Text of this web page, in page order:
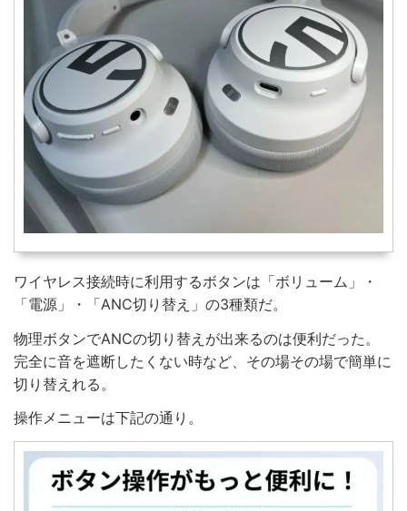
ワイヤレス接続時に利用するボタンは「ボリューム」・
「電源」・「ANC切り替え」の3種類だ。
物理ボタンでANCの切り替えが出来るのは便利だった。
完全に音を遮断したくない時など、その場その場で簡単に
切り替えれる。
操作メニューは下記の通り。